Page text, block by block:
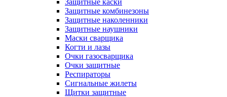
Защитные каски
Защитные комбинезоны
Защитные наколенники
Защитные наушники
Маски сварщика
Когти и лазы
Очки газосварщика
Очки защитные
Респираторы
Сигнальные жилеты
Щитки защитные